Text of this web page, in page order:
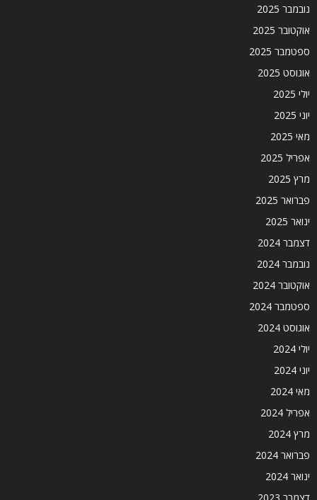
נובמבר 2025
אוקטובר 2025
ספטמבר 2025
אוגוסט 2025
יולי 2025
יוני 2025
מאי 2025
אפריל 2025
מרץ 2025
פברואר 2025
ינואר 2025
דצמבר 2024
נובמבר 2024
אוקטובר 2024
ספטמבר 2024
אוגוסט 2024
יולי 2024
יוני 2024
מאי 2024
אפריל 2024
מרץ 2024
פברואר 2024
ינואר 2024